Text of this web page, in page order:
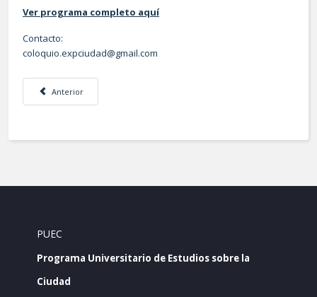
Ver programa completo aquí
Contacto:
coloquio.expciudad@gmail.com
Artículo anterior: II Foro de Historia Urbana Mexicana
Anterior
PUEC
Programa Universitario de Estudios sobre la
Ciudad